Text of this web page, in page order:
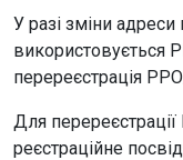
У разі зміни адреси
використовується
перереєстрація
Для
реєстраційне